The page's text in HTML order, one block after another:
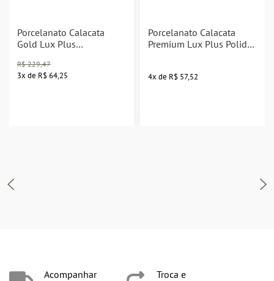
Porcelanato Calacata
Gold Lux Plus
Cx2,02 P82008 Fl
R$ 229,47
3x de R$ 64,25
Porcelanato Calacata
Premium Lux Plus Polido
4x de R$ 57,52
Acompanhar
Troca e